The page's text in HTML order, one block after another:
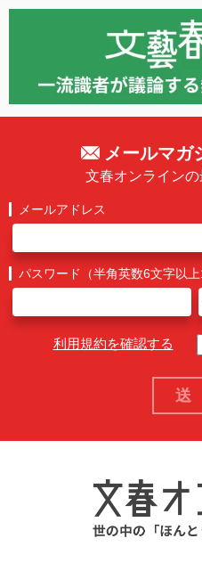
メールマガ
文春オンライン
メールアドレス
パスワード（半角英数6文字以上
利用規約を確認する